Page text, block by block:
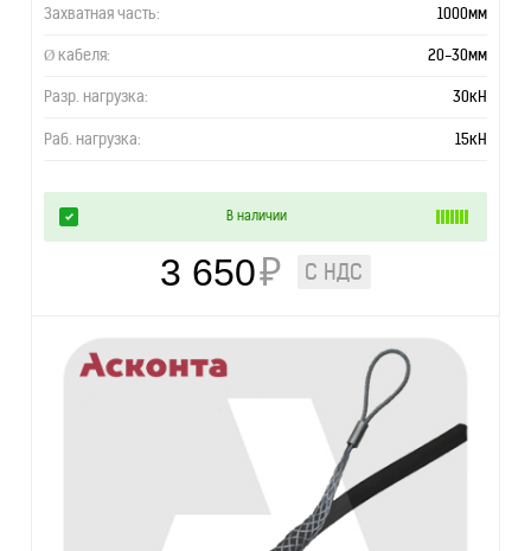
Захватная часть: 1000мм
Ø кабеля: 20-30мм
Разр. нагрузка: 30кН
Раб. нагрузка: 15кН
В наличии
3 650₽ С НДС